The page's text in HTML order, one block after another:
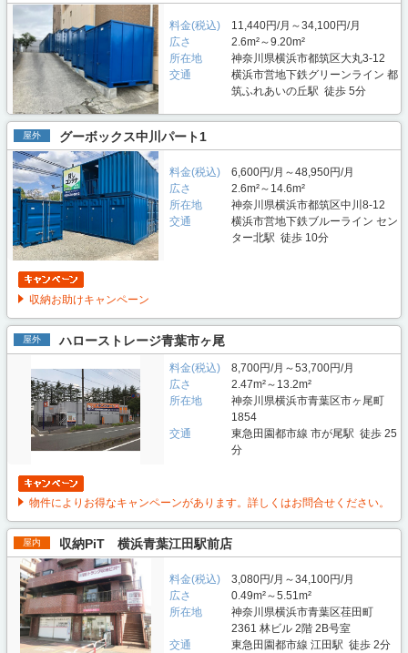
料金(税込)
11,440円/月～34,100円/月
広さ
2.6m²～9.20m²
所在地
神奈川県横浜市都筑区大丸3-12
交通
横浜市営地下鉄グリーンライン 都
筑ふれあいの丘駅 徒歩 5分
屋外 グーボックス中川パート1
料金(税込)
6,600円/月～48,950円/月
広さ
2.6m²～14.6m²
所在地
神奈川県横浜市都筑区中川8-12
交通
横浜市営地下鉄ブルーライン セン
ター北駅 徒歩 10分
収納お助けキャンペーン
屋外 ハローストレージ青葉市ヶ尾
料金(税込)
8,700円/月～53,700円/月
広さ
2.47m²～13.2m²
所在地
神奈川県横浜市青葉区市ヶ尾町
1854
交通
東急田園都市線 市が尾駅 徒歩 25
分
物件によりお得なキャンペーンがあります。詳しくはお問合せください。
屋内 収納PiT 横浜青葉江田駅前店
料金(税込)
3,080円/月～34,100円/月
広さ
0.49m²～5.51m²
所在地
神奈川県横浜市青葉区荏田町
2361 林ビル 2階 2B号室
交通
東急田園都市線 江田駅 徒歩 2分